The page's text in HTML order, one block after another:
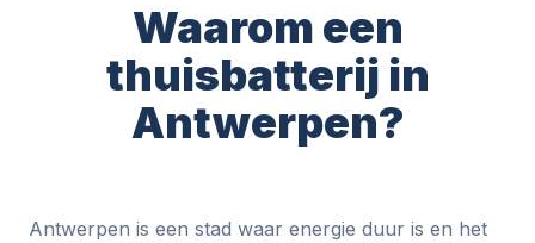
Waarom een
thuisbatterij in
Antwerpen?
Antwerpen is een stad waar energie duur is en het